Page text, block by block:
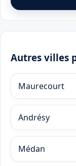
Autres villes
Maurecourt
Andrésy
Médan